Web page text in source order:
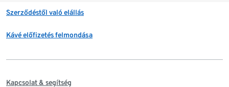
Szerződéstől való elállás
Kávé előfizetés felmondása
Kapcsolat & segítség